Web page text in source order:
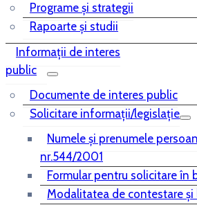
Programe și strategii
Rapoarte și studii
Informații de interes
public
Documente de interes public
Solicitare informații/legislație
Numele și prenumele
nr.544/2001
Formular pentru solicitare în
Modalitatea de contestare